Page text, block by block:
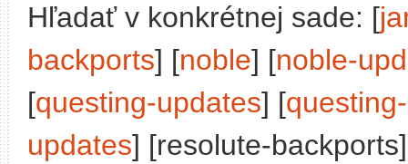
Hľadať v konkrétnej sade: [
backports] [noble] [noble-
[questing-updates] [
updates] [resolute-